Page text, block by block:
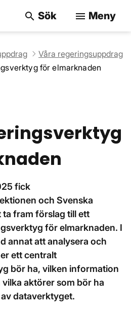
search Sök menu Meny
Våra regeringsuppdrag
för elmarknaden
fick
och Svenska
fram förslag till ett
för elmarknaden. I
annat att analysera och
ett centralt
bör ha, vilken information
aktörer som bör ha
dataverktyget.